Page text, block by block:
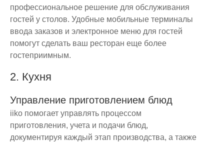
профессиональное решение для обслуживания
гостей у столов. Удобные мобильные терминалы
ввода заказов и электронное меню для гостей
помогут сделать ваш ресторан еще более
гостеприимным.
2. Кухня
Управление приготовлением блюд
iiko помогает управлять процессом
приготовления, учета и подачи блюд,
документируя каждый этап производства, а также